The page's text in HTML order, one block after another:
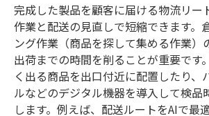
完成した製品を顧客に届ける物流リー
作業と配送の見直しで短縮できます。
ング作業（商品を探して集める作業）
出荷までの時間を削ることが重要です
く出る商品を出口付近に配置したり、
ルなどのデジタル機器を導入して検品
します。例えば、配送ルートをAIで最